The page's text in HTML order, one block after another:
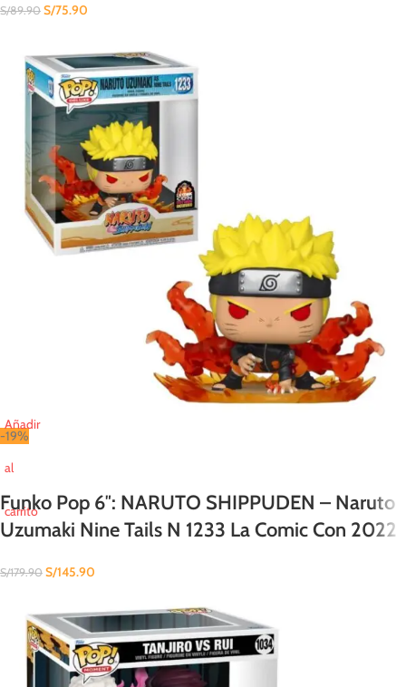
S/89.90 S/75.90
-19%
Añadir
al
carrito
Funko Pop 6″: NARUTO SHIPPUDEN – Naruto
Uzumaki Nine Tails N 1233 La Comic Con 2022
S/179.90 S/145.90